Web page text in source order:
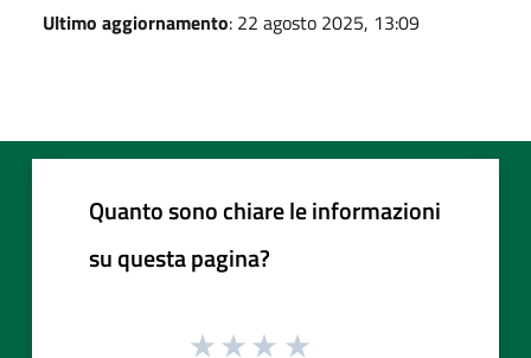
Ultimo aggiornamento: 22 agosto 2025, 13:09
Quanto sono chiare le informazioni
su questa pagina?